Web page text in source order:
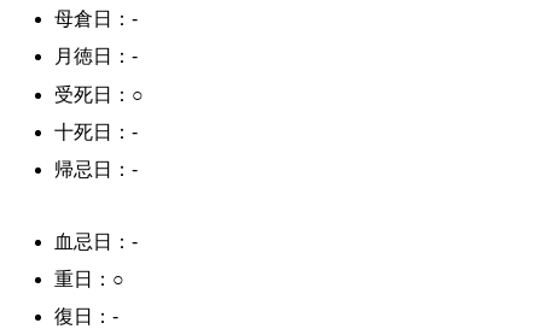
母倉日：-
月徳日：-
受死日：○
十死日：-
帰忌日：-
血忌日：-
重日：○
復日：-